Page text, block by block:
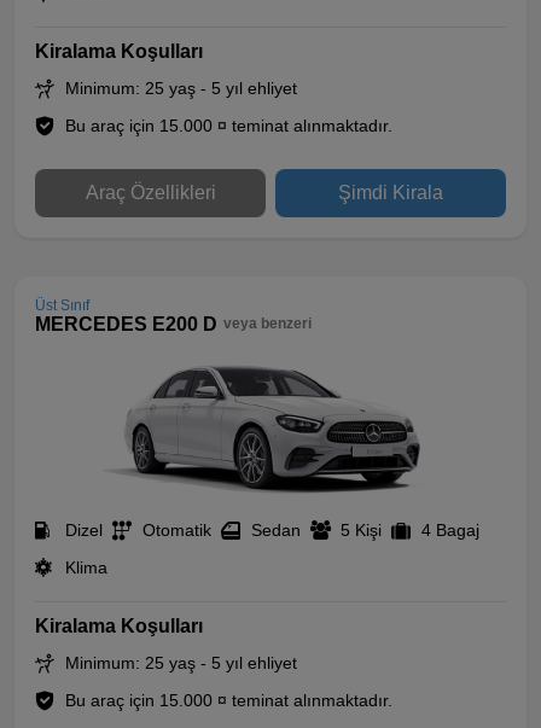
Kiralama Koşulları
Minimum: 25 yaş - 5 yıl ehliyet
Bu araç için 15.000 ¤ teminat alınmaktadır.
Araç Özellikleri Şimdi Kirala
Üst Sınıf
MERCEDES E200 D veya benzeri
Dizel Otomatik Sedan 5 Kişi
4 Bagaj
Klima
Kiralama Koşulları
Minimum: 25 yaş - 5 yıl ehliyet
Bu araç için 15.000 ¤ teminat alınmaktadır.